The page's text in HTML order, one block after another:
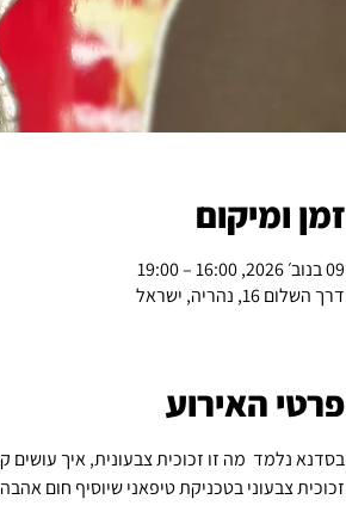
זמן ומיקום
09 בנוב׳ 2026, 16:00 – 19:00
דרך השלום 16, נהריה, ישראל
פרטי האירוע
בסדנא נלמד  מה זו זכוכית צבעונית, איך עושים
זכוכית צבעוני בטכניקת טיפאני שיוסיף חום